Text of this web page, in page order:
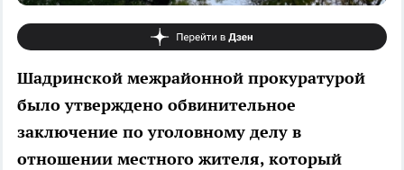
Шадринской межрайонной прокуратурой
было утверждено обвинительное
заключение по уголовному делу в
отношении местного жителя, который